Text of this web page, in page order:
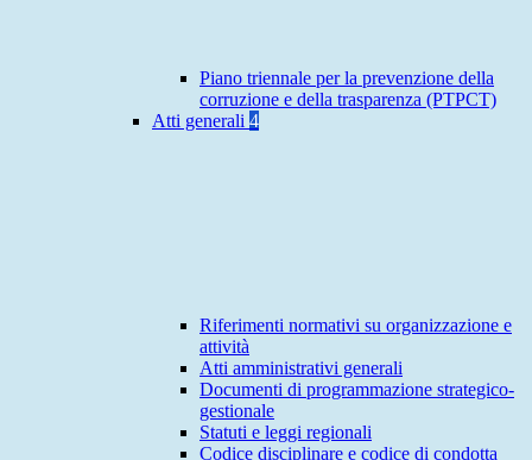
Piano triennale per la prevenzione della
corruzione e della trasparenza (PTPCT)
Atti generali 4
Riferimenti normativi su organizzazione e
attività
Atti amministrativi generali
Documenti di programmazione strategico-
gestionale
Statuti e leggi regionali
Codice disciplinare e codice di condotta